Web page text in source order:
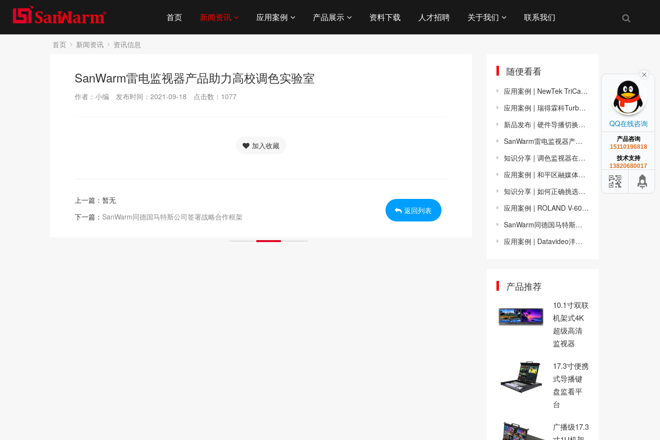
首页 新闻资讯 应用案例 产品展示 资料下载 人才招聘 关于我们 联系我们
首页 新闻资讯 资讯信息
SanWarm雷电监视器产品助力高校调色实验室
作者：小编 发布时间：2021-09-18 点击数： 1077
加入收藏
上一篇：暂无
下一篇： SanWarm同德国马特斯公司签署战略合作框架
返回列表
随便看看
应用案例 | NewTek TriCaster®便携式一体化实时制作平台
应用案例 | 瑞得霖科TurboCast-4K嵌入式导播机系统集成分享
新品发布 | 硬件导播切换台便携式箱载监看系统
SanWarm雷电监视器产品助力高校调色实验室
知识分享 | 调色监视器在后期工作室的作用和意义
应用案例 | 和平区融媒体中心采用SRM-2150H箱载平台打造4K超高清直播转播系统
知识分享 | 如何正确挑选后期调色监视器？
应用案例 | ROLAND V-60HD导播直播切换系统分享
SanWarm同德国马特斯公司签署战略合作框架
应用案例 | Datavideo洋铭SE-4000 4K超高清切换台集成案例
产品推荐
10.1寸双联
机架式4K
超级高清
监视器
17.3寸便携
式导播键
盘监看平
台
广播级17.3
QQ在线咨询
产品咨询
15110196818
技术支持
13820680017